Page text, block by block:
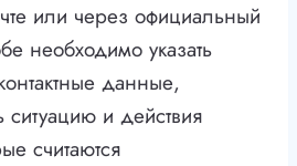
или через официальный
необходимо указать
данные,
ситуацию и действия
считаются